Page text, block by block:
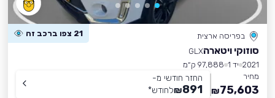
בפריסה ארצית 21 צפו ברכב זה
סוזוקי ויטארהGLX
2021 יד 1
97,888 ק״מ
מחיר
75,603
₪
החזר חודשי מ-
891
₪לחודש*